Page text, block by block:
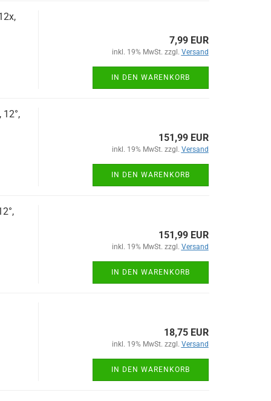
7,99 EUR
inkl. 19% MwSt. zzgl. Versand
IN DEN WARENKORB
151,99 EUR
inkl. 19% MwSt. zzgl. Versand
IN DEN WARENKORB
151,99 EUR
inkl. 19% MwSt. zzgl. Versand
IN DEN WARENKORB
18,75 EUR
inkl. 19% MwSt. zzgl. Versand
IN DEN WARENKORB